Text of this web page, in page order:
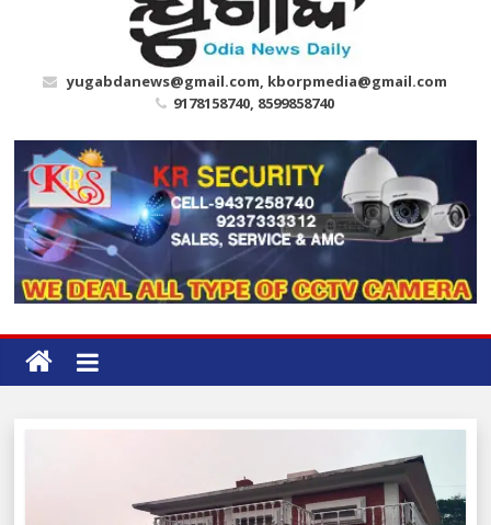
yugabdanews@gmail.com, kborpmedia@gmail.com
9178158740, 8599858740